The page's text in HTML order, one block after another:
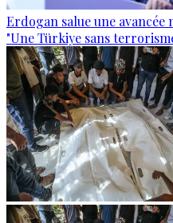
Erdogan salue une
"Une Türkiye sans